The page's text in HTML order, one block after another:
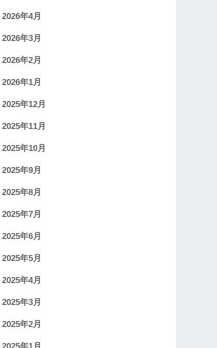
2026年4月
2026年3月
2026年2月
2026年1月
2025年12月
2025年11月
2025年10月
2025年9月
2025年8月
2025年7月
2025年6月
2025年5月
2025年4月
2025年3月
2025年2月
2025年1月